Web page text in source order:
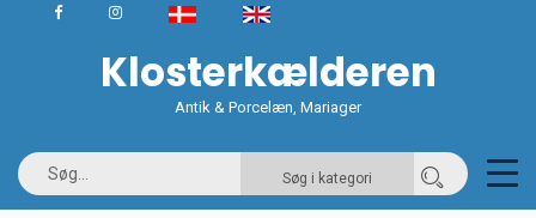
Klosterkælderen
Antik & Porcelæn, Mariager
Søg i kategori